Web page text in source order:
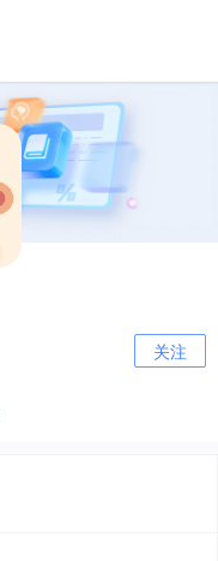
关注